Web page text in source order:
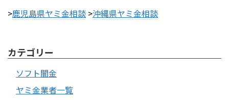
>鹿児島県ヤミ金相談 >沖縄県ヤミ金相談
カテゴリー
ソフト闇金
ヤミ金業者一覧